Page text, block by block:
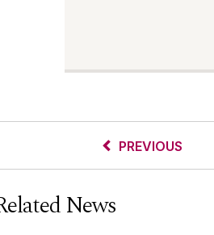
PREVIOUS
News